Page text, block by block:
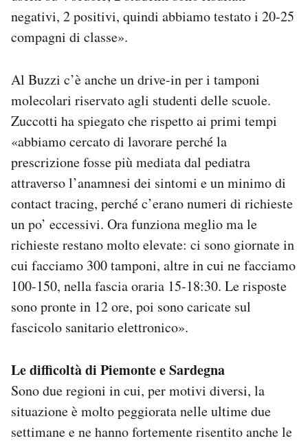
negativi, 2 positivi, quindi abbiamo testato i 20-25
compagni di classe».
Al Buzzi c’è anche un drive-in per i tamponi
molecolari riservato agli studenti delle scuole.
Zuccotti ha spiegato che rispetto ai primi tempi
«abbiamo cercato di lavorare perché la
prescrizione fosse più mediata dal pediatra
attraverso l’anamnesi dei sintomi e un minimo di
contact tracing, perché c’erano numeri di richieste
un po’ eccessivi. Ora funziona meglio ma le
richieste restano molto elevate: ci sono giornate in
cui facciamo 300 tamponi, altre in cui ne facciamo
100-150, nella fascia oraria 15-18:30. Le risposte
sono pronte in 12 ore, poi sono caricate sul
fascicolo sanitario elettronico».
Le difficoltà di Piemonte e Sardegna
Sono due regioni in cui, per motivi diversi, la
situazione è molto peggiorata nelle ultime due
settimane e ne hanno fortemente risentito anche le